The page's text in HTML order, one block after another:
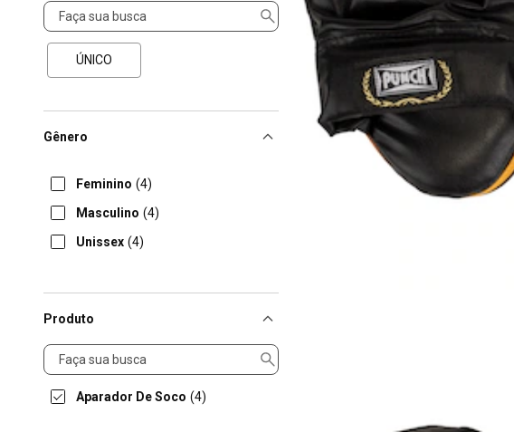
Tamanho
ÚNICO
Gênero
Feminino (4)
Masculino (4)
Unissex (4)
Produto
Produto
Aparador De Soco (4)